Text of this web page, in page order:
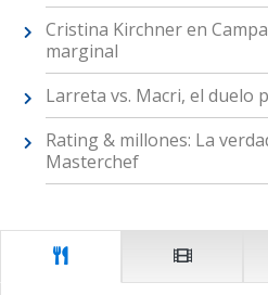
Cristina Kirchner en
marginal
Larreta vs. Macri, el duelo
Rating & millones: La
Masterchef